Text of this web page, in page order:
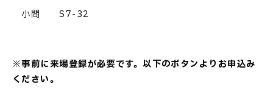
小間 S7-32
※事前に来場登録が必要です。以下のボタンよりお申込み
ください。